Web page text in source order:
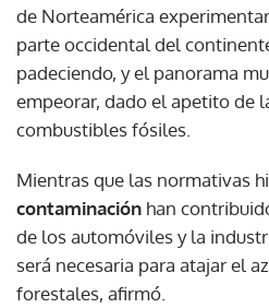
de Norteamérica
parte occidental del
padeciendo, y el panorama
empeorar, dado el apetito de
combustibles fósiles.
Mientras que las normativas
contaminación han
de los automóviles y la
será necesaria para atajar el
forestales, afirmó.